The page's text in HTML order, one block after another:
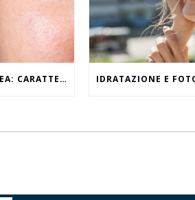
LA PELLE CON ROSACEA: CARATTERISTICHE ED EFFETTI DEL CALDO